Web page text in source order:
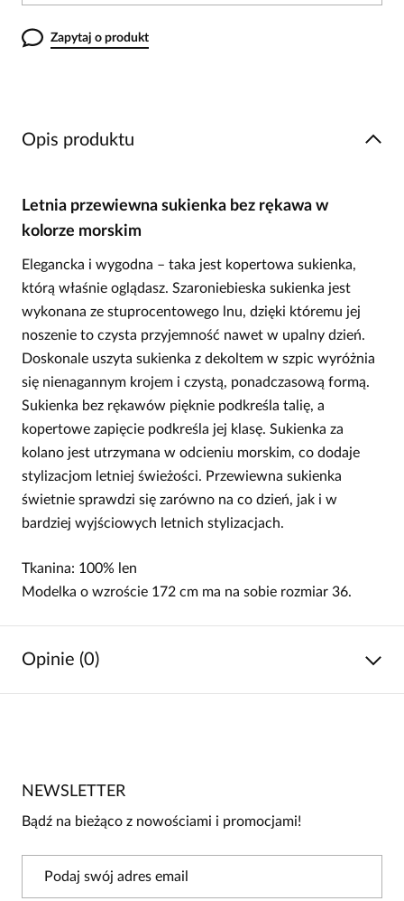
Zapytaj o produkt
Opis produktu
Letnia przewiewna sukienka bez rękawa w
kolorze morskim
Elegancka i wygodna – taka jest kopertowa sukienka,
którą właśnie oglądasz. Szaroniebieska sukienka jest
wykonana ze stuprocentowego lnu, dzięki któremu jej
noszenie to czysta przyjemność nawet w upalny dzień.
Doskonale uszyta sukienka z dekoltem w szpic wyróżnia
się nienagannym krojem i czystą, ponadczasową formą.
Sukienka bez rękawów pięknie podkreśla talię, a
kopertowe zapięcie podkreśla jej klasę. Sukienka za
kolano jest utrzymana w odcieniu morskim, co dodaje
stylizacjom letniej świeżości. Przewiewna sukienka
świetnie sprawdzi się zarówno na co dzień, jak i w
bardziej wyjściowych letnich stylizacjach.
Tkanina: 100% len
Modelka o wzroście 172 cm ma na sobie rozmiar 36.
Opinie (0)
Bądź pierwszą osobą, która podzieli się opinią o tym
W naszej witrynie opinie mogą dodawać tylko
NEWSLETTER
Bądź na bieżąco z nowościami i promocjami!